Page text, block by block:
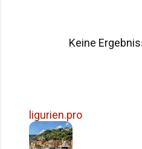
heutigen Namen. Woher
Sizilien Inhaltsverzeichnis
Weitere antike Namen
Siziliens im Überblick
Namensgeschichte
Keine
ligurien.pro